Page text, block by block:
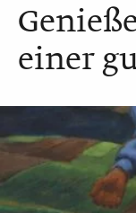
einer